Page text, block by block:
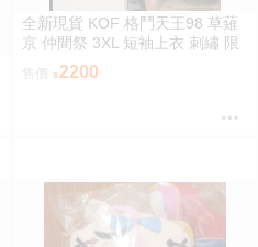
全新現貨 KOF 格鬥天王98 草薙
京 仲間祭 3XL 短袖上衣 刺繡 限
定聯名
售價 2200